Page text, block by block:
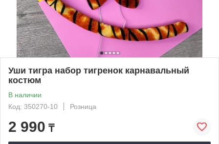
Уши тигра набор тигренок карнавальный
костюм
В наличии
Код: 350270-10
Розница
2 990 ₸